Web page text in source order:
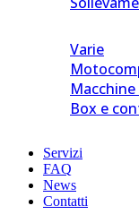
Varie
Box e
Servizi
FAQ
News
Contatti